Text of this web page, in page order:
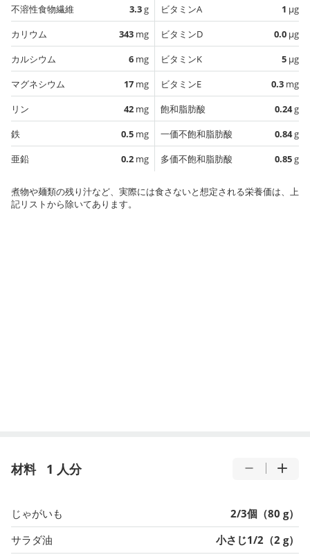
不溶性食物繊維
3.3g
カリウム
343 mg
カルシウム
6 mg
マグネシウム
17 mg
リン
42 mg
鉄
0.5 mg
亜鉛
0.2 mg
ビタミンA
1 µg
ビタミンD
0.0 µg
ビタミンK
5 µg
ビタミンE
0.3 mg
飽和脂肪酸
0.24g
一価不飽和脂肪酸
0.84g
多価不飽和脂肪酸
0.85g
煮物や麺類の残り汁など、実際には食さないと想定される栄養価は、上
記リストから除いてあります。
材料 1 人分
じゃがいも
2/3個（80 g）
サラダ油
小さじ1/2（2 g）